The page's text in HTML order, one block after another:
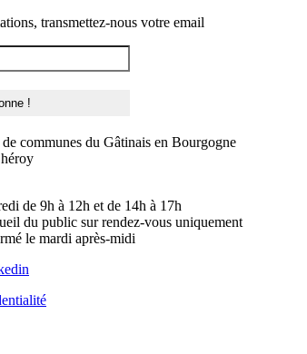
transmettez-nous votre email
communes du Gâtinais en Bourgogne
de 9h à 12h et de 14h à 17h
du public sur rendez-vous uniquement
le mardi après-midi